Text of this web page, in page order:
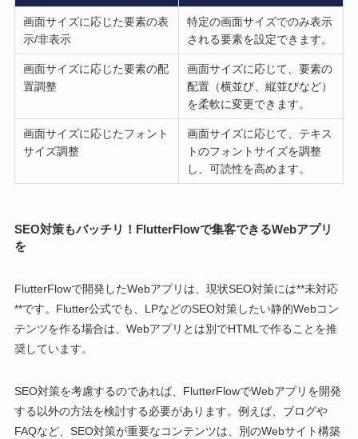
画面サイズに応じた要素の表
示/非表示
特定の画面サイズでのみ表示
される要素を設定できます。
画面サイズに応じた要素の配
置調整
画面サイズに応じて、要素の
配置（横並び、縦並びなど）
を柔軟に変更できます。
画面サイズに応じたフォント
サイズ調整
画面サイズに応じて、テキス
トのフォントサイズを調整
し、可読性を高めます。
SEO対策もバッチリ！FlutterFlowで集客できるWebアプリ
を
FlutterFlowで開発したWebアプリは、現状SEO対策には**未対応
**です。Flutter公式でも、LPなどのSEO対策したい静的Webコン
テンツを作る場合は、Webアプリとは別でHTMLで作ることを推
奨しています。
SEO対策を考慮するのであれば、FlutterFlowでWebアプリを開発
する以外の方法を検討する必要があります。例えば、ブログや
FAQなど、SEO対策が重要なコンテンツは、別のWebサイト構築